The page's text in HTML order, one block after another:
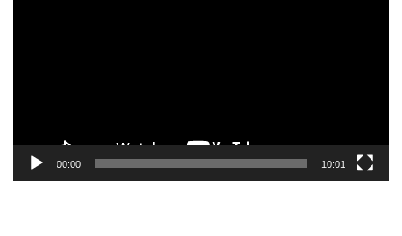
00:00 10:01